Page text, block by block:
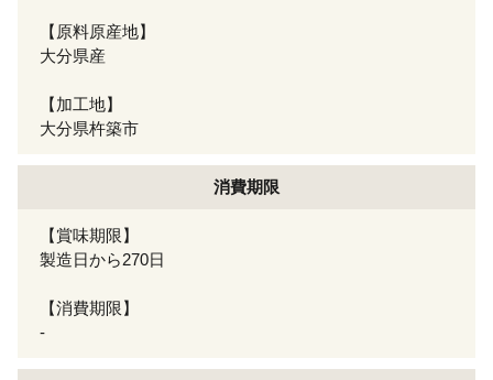
【原料原産地】
大分県産
【加工地】
大分県杵築市
消費期限
【賞味期限】
製造日から270日
【消費期限】
-